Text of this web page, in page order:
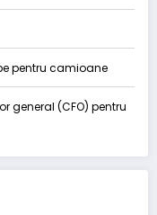
pentru camioane
general (CFO) pentru